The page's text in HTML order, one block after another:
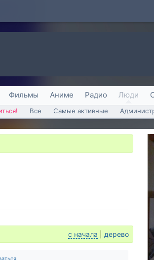
Фильмы Аниме Радио Люди
Все Самые активные
с начала дерево